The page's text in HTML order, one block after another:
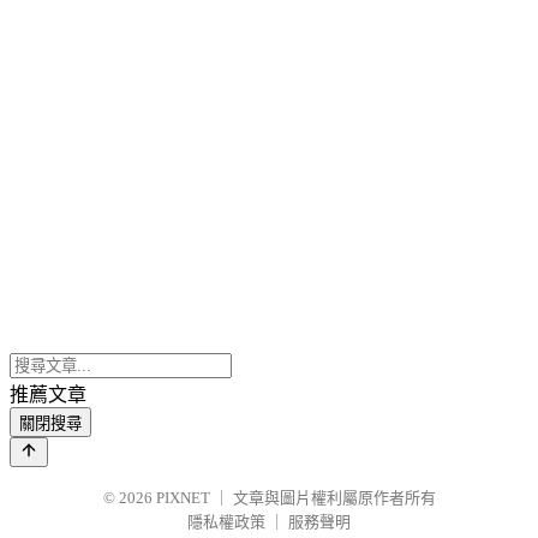
推薦文章
關閉搜尋
© 2026 PIXNET
文章與圖片權利屬原作者所有
隱私權政策
服務聲明